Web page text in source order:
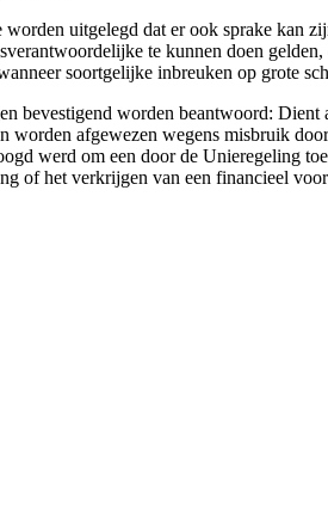
uitgelegd dat er ook sprake kan
te kunnen doen
soortgelijke inbreuken op grote
bevestigend worden beantwoord:
worden afgewezen wegens misbruik
werd om een door de Unieregeling
of het verkrijgen van een financieel